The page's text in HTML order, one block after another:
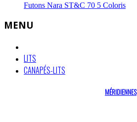
Futons Nara ST&C 70 5 Coloris
MENU
LITS
CANAPÉS-LITS
MÉRIDIENNES